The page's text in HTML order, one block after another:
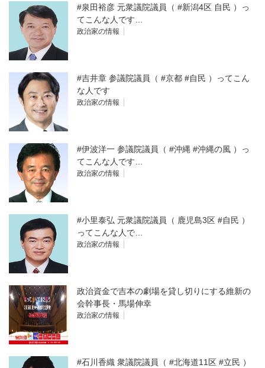
#泉田裕彦 元衆議院議員（ #新潟4区 自民 ）っ
てこんな人です…
政治家の情報
#吉井章 参議院議員（ #京都 #自民 ）ってこん
な人です
政治家の情報
#伊波洋一 参議院議員（ #沖縄 #沖縄の風 ）っ
てこんな人です…
政治家の情報
#小里泰弘 元衆議院議員（ 鹿児島3区 #自民 ）
ってこんな人で…
政治家の情報
政治資金で吉本の劇場を貸し切りにする維新の
会幹事長・馬場伸幸
政治家の情報
#石川香織 衆議院議員（ #北海道11区 #立民 ）